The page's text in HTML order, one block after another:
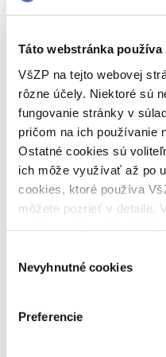
Táto webstránka
VšZP na tejto webovej
rôzne účely. Niektoré sú
fungovanie stránky v
pričom na ich používanie
Ostatné cookies sú
ich môže využívať až po
cookies, ktoré používa
môžete pozrieť v detaile.
súhlasu
Nevyhnutné cookies
Preferencie
Mliečne zuby si zaslúžia
na to, že deti majú absolvovať
rodičia, a to dvakrát do roka.
naplánujte zároveň s prvou
dovŕšení jedného roka.
podrobne prehliadnu
skontrolujú prejavy
prezrú medzičeľustné a
skontrolujú zubné
súčasťou preventívnej